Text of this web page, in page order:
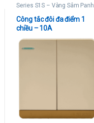
Series S1S – Vàng Sâm Panh
Công tắc đôi đa điểm 1
chiều – 10A